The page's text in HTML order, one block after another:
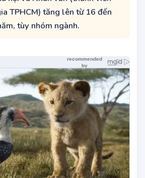
2023, học phí của Trường Đại
hội và Nhân văn (thành viên
TPHCM) tăng lên từ 16 đến
tùy nhóm ngành.